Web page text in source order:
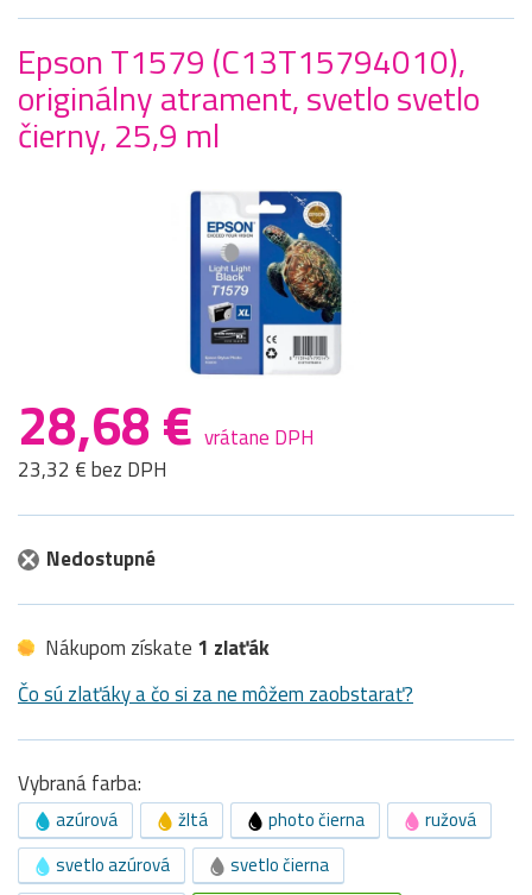
Epson T1579 (C13T15794010),
originálny atrament, svetlo svetlo
čierny, 25,9 ml
28,68 € vrátane DPH
23,32 € bez DPH
Nedostupné
Nákupom získate 1 zlaťák
Čo sú zlaťáky a čo si za ne môžem zaobstarať?
Vybraná farba:
azúrová žltá photo čierna
ružová
svetlo azúrová
svetlo čierna